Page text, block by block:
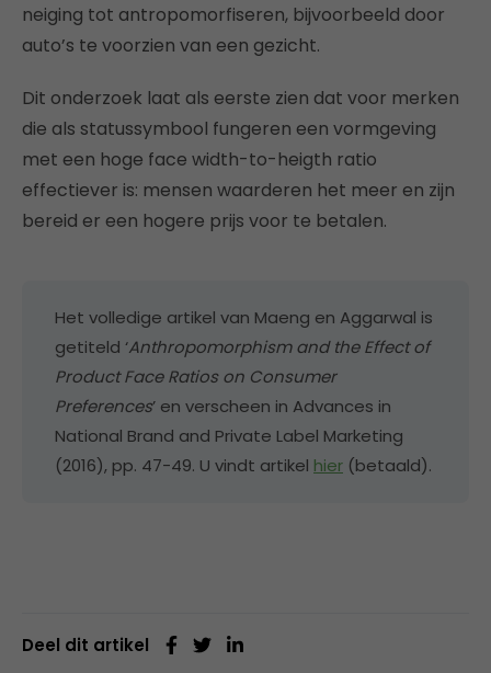
neiging tot antropomorfiseren, bijvoorbeeld door
auto’s te voorzien van een gezicht.
Dit onderzoek laat als eerste zien dat voor merken
die als statussymbool fungeren een vormgeving
met een hoge face width-to-heigth ratio
effectiever is: mensen waarderen het meer en zijn
bereid er een hogere prijs voor te betalen.
Het volledige artikel van Maeng en Aggarwal is
getiteld ‘Anthropomorphism and the Effect of
Product Face Ratios on Consumer
Preferences’ en verscheen in Advances in
National Brand and Private Label Marketing
(2016), pp. 47-49. U vindt artikel hier (betaald).
Deel dit artikel